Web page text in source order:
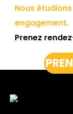
Nous
engagement.
Prenez